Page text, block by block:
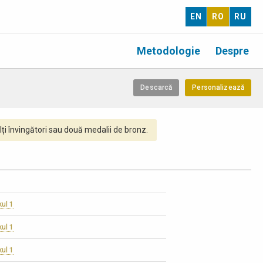
EN RO RU
Despre
Metodologie
Personalizează
Descarcă
învingători sau două medalii de bronz.
1
1
1